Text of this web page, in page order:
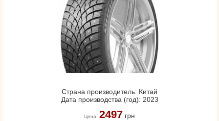
Страна производитель: Китай
Дата производства (год): 2023
Цена: 2497грн